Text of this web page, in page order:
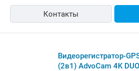
Контакты
Видеорегистратор-
(2в1) AdvoCam 4K